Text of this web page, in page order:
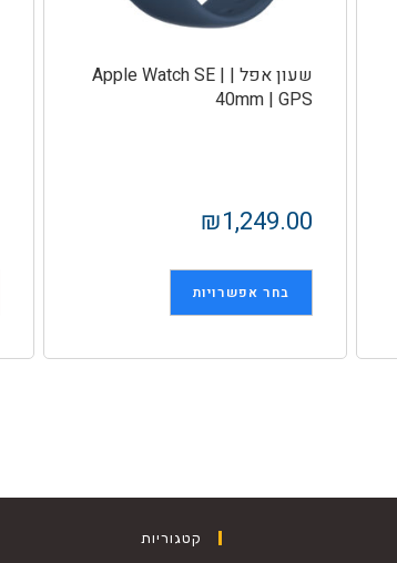
שעון אפל | Apple Watch SE |
40mm | GPS
₪1,249.00
בחר אפשרויות
קטגוריות